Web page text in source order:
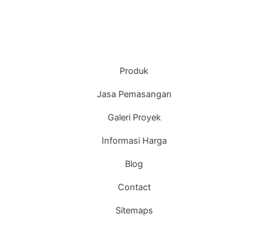
Produk
Jasa Pemasangan
Galeri Proyek
Informasi Harga
Blog
Contact
Sitemaps